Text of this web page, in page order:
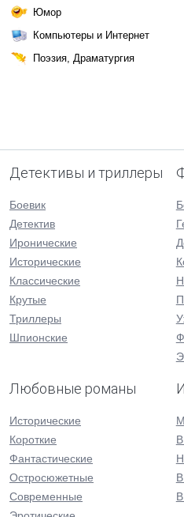
Юмор
Компьютеры и Интернет
Поэзия, Драматургия
Детективы и триллеры
Боевик
Детектив
Иронические
Исторические
Классические
Крутые
Триллеры
Шпионские
Любовные романы
Исторические
Короткие
Фантастические
Остросюжетные
Современные